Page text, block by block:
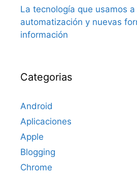
La tecnología que usamos
automatización y nuevas
información
Categorias
Android
Aplicaciones
Apple
Blogging
Chrome